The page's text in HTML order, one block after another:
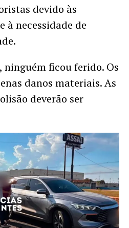
devido às
à necessidade de
ninguém ficou ferido. Os
danos materiais. As
deverão ser